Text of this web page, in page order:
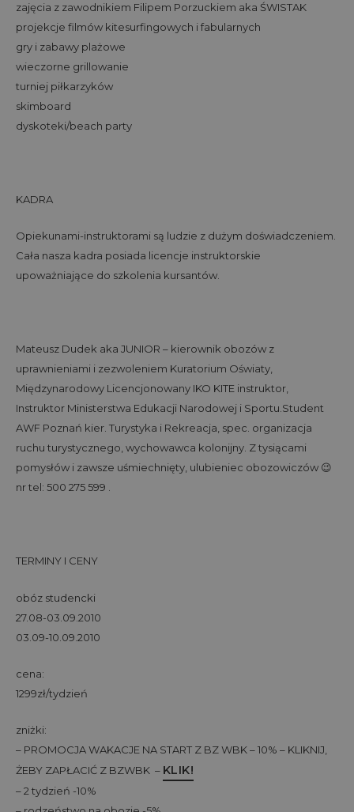
zajęcia z zawodnikiem Filipem Porzuckiem aka ŚWISTAK
projekcje filmów kitesurfingowych i fabularnych
gry i zabawy plażowe
wieczorne grillowanie
turniej piłkarzyków
skimboard
dyskoteki/beach party
KADRA
Opiekunami-instruktorami są ludzie z dużym doświadczeniem.
Cała nasza kadra posiada licencje instruktorskie
upoważniające do szkolenia kursantów.
Mateusz Dudek aka JUNIOR – kierownik obozów z
uprawnieniami i zezwoleniem Kuratorium Oświaty,
Międzynarodowy Licencjonowany IKO KITE instruktor,
Instruktor Ministerstwa Edukacji Narodowej i Sportu.Student
AWF Poznań kier. Turystyka i Rekreacja, spec. organizacja
ruchu turystycznego, wychowawca kolonijny. Z tysiącami
pomysłów i zawsze uśmiechnięty, ulubieniec obozowiczów 😉
nr tel: 500 275 599 .
TERMINY I CENY
obóz studencki
27.08-03.09.2010
03.09-10.09.2010
cena:
1299zł/tydzień
zniżki:
– PROMOCJA WAKACJE NA START Z BZ WBK – 10% – KLIKNIJ,
ŻEBY ZAPŁACIĆ Z BZWBK – KLIK!
– 2 tydzień -10%